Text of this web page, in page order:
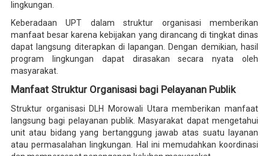
lingkungan.
Keberadaan UPT dalam struktur organisasi memberikan
manfaat besar karena kebijakan yang dirancang di tingkat dinas
dapat langsung diterapkan di lapangan. Dengan demikian, hasil
program lingkungan dapat dirasakan secara nyata oleh
masyarakat.
Manfaat Struktur Organisasi bagi Pelayanan Publik
Struktur organisasi DLH Morowali Utara memberikan manfaat
langsung bagi pelayanan publik. Masyarakat dapat mengetahui
unit atau bidang yang bertanggung jawab atas suatu layanan
atau permasalahan lingkungan. Hal ini memudahkan koordinasi